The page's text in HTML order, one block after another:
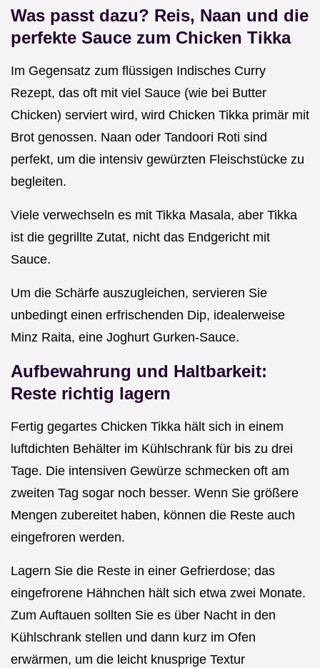
Was passt dazu? Reis, Naan und die
perfekte Sauce zum Chicken Tikka
Im Gegensatz zum flüssigen Indisches Curry
Rezept, das oft mit viel Sauce (wie bei Butter
Chicken) serviert wird, wird Chicken Tikka primär mit
Brot genossen. Naan oder Tandoori Roti sind
perfekt, um die intensiv gewürzten Fleischstücke zu
begleiten.
Viele verwechseln es mit Tikka Masala, aber Tikka
ist die gegrillte Zutat, nicht das Endgericht mit
Sauce.
Um die Schärfe auszugleichen, servieren Sie
unbedingt einen erfrischenden Dip, idealerweise
Minz Raita, eine Joghurt Gurken-Sauce.
Aufbewahrung und Haltbarkeit:
Reste richtig lagern
Fertig gegartes Chicken Tikka hält sich in einem
luftdichten Behälter im Kühlschrank für bis zu drei
Tage. Die intensiven Gewürze schmecken oft am
zweiten Tag sogar noch besser. Wenn Sie größere
Mengen zubereitet haben, können die Reste auch
eingefroren werden.
Lagern Sie die Reste in einer Gefrierdose; das
eingefrorene Hähnchen hält sich etwa zwei Monate.
Zum Auftauen sollten Sie es über Nacht in den
Kühlschrank stellen und dann kurz im Ofen
erwärmen, um die leicht knusprige Textur